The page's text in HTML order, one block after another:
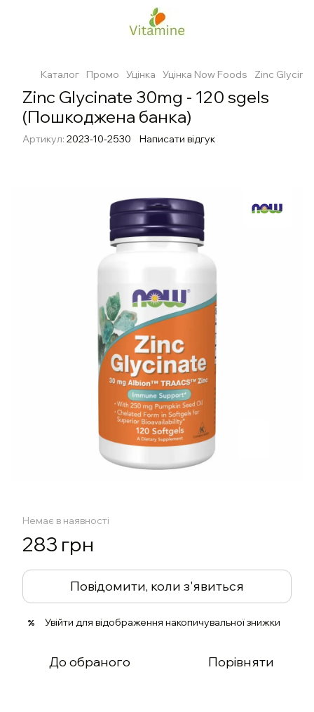
Каталог Промо Уцінка Уцінка Now Foods Zinc
Zinc Glycinate 30mg - 120 sgels
(Пошкоджена банка)
Артикул: 2023-10-2530 Написати відгук
Немає в наявності
283 грн
Повідомити, коли з'явиться
% Увійти для відображення накопичувальної знижки
До обраного Порівняти